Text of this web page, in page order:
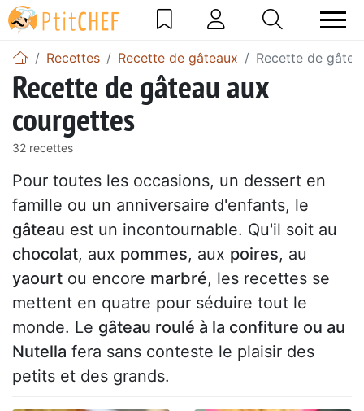
Recettes Recette de gâteaux Recette de
Recette de gâteau aux
courgettes
32 recettes
Pour toutes les occasions, un dessert en
famille ou un anniversaire d'enfants, le
gâteau est un incontournable. Qu'il soit au
chocolat, aux pommes, aux poires, au
yaourt ou encore marbré, les recettes se
mettent en quatre pour séduire tout le
monde. Le gâteau roulé à la confiture ou au
Nutella fera sans conteste le plaisir des
petits et des grands.